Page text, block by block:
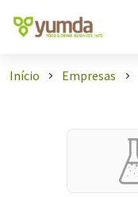
Início Empresas